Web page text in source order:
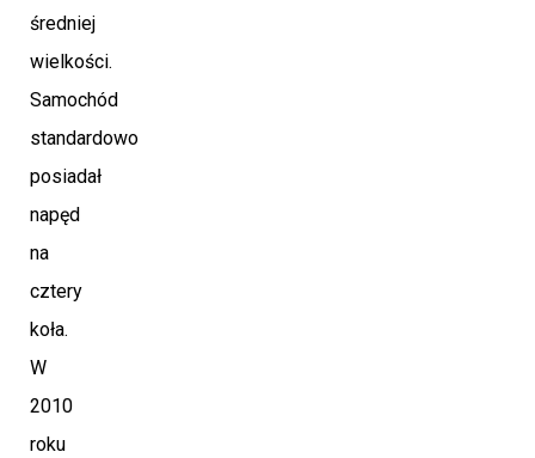
średniej
wielkości.
Samochód
standardowo
posiadał
napęd
na
cztery
koła.
W
2010
roku